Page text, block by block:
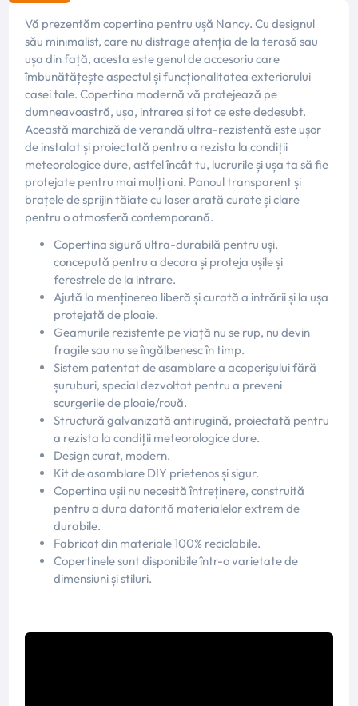
Vă prezentăm copertina pentru ușă Nancy. Cu designul
său minimalist, care nu distrage atenția de la terasă sau
ușa din față, acesta este genul de accesoriu care
îmbunătățește aspectul și funcționalitatea exteriorului
casei tale. Copertina modernă vă protejează pe
dumneavoastră, ușa, intrarea și tot ce este dedesubt.
Această marchiză de verandă ultra-rezistentă este ușor
de instalat și proiectată pentru a rezista la condiții
meteorologice dure, astfel încât tu, lucrurile și ușa ta să fie
protejate pentru mai mulți ani. Panoul transparent și
brațele de sprijin tăiate cu laser arată curate și clare
pentru o atmosferă contemporană.
Copertina sigură ultra-durabilă pentru uși,
concepută pentru a decora și proteja ușile și
ferestrele de la intrare.
Ajută la menținerea liberă și curată a intrării și la ușa
protejată de ploaie.
Geamurile rezistente pe viață nu se rup, nu devin
fragile sau nu se îngălbenesc în timp.
Sistem patentat de asamblare a acoperișului fără
șuruburi, special dezvoltat pentru a preveni
scurgerile de ploaie/rouă.
Structură galvanizată antirugină, proiectată pentru
a rezista la condiții meteorologice dure.
Design curat, modern.
Kit de asamblare DIY prietenos și sigur.
Copertina ușii nu necesită întreținere, construită
pentru a dura datorită materialelor extrem de
durabile.
Fabricat din materiale 100% reciclabile.
Copertinele sunt disponibile într-o varietate de
dimensiuni și stiluri.